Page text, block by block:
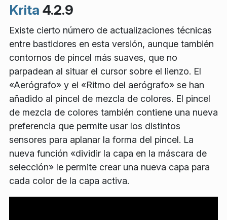
Krita 4.2.9
Existe cierto número de actualizaciones técnicas
entre bastidores en esta versión, aunque también
contornos de pincel más suaves, que no
parpadean al situar el cursor sobre el lienzo. El
«Aerógrafo» y el «Ritmo del aerógrafo» se han
añadido al pincel de mezcla de colores. El pincel
de mezcla de colores también contiene una nueva
preferencia que permite usar los distintos
sensores para aplanar la forma del pincel. La
nueva función «dividir la capa en la máscara de
selección» le permite crear una nueva capa para
cada color de la capa activa.